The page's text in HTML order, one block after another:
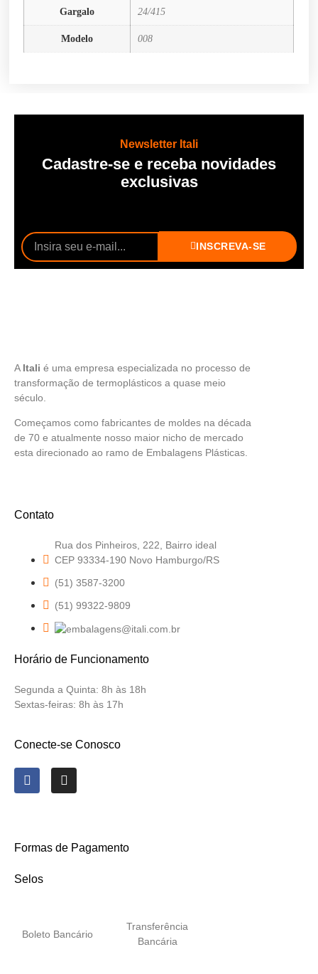
Gargalo 24/415
Modelo 008
Newsletter Itali
Cadastre-se e receba novidades
exclusivas
INSCREVA-SE
A Itali é uma empresa especializada no processo de
transformação de termoplásticos a quase meio
século.
Começamos como fabricantes de moldes na década
de 70 e atualmente nosso maior nicho de mercado
esta direcionado ao ramo de Embalagens Plásticas.
Contato
Rua dos Pinheiros, 222, Bairro ideal
CEP 93334-190 Novo Hamburgo/RS
(51) 3587-3200
(51) 99322-9809
Horário de Funcionamento
Segunda a Quinta: 8h às 18h
Sextas-feiras: 8h às 17h
Conecte-se Conosco
Formas de Pagamento
Selos
Boleto Bancário
Transferência
Bancária